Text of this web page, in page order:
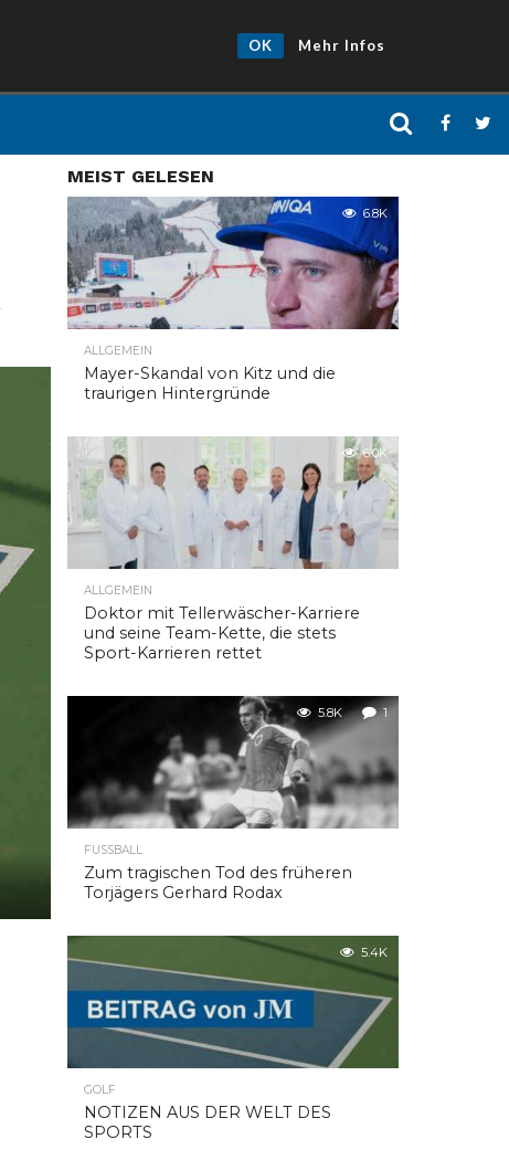
OK Mehr Infos
MEIST GELESEN
6.8K
ALLGEMEIN
Mayer-Skandal von Kitz und die
traurigen Hintergründe
6.0K
ALLGEMEIN
Doktor mit Tellerwäscher-Karriere
und seine Team-Kette, die stets
Sport-Karrieren rettet
5.8K 1
FUSSBALL
Zum tragischen Tod des früheren
Torjägers Gerhard Rodax
5.4K
GOLF
NOTIZEN AUS DER WELT DES
SPORTS